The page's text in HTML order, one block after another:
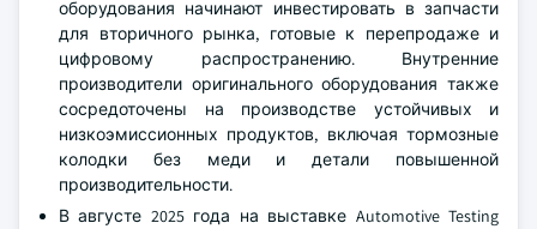
оборудования начинают инвестировать в запчасти
для вторичного рынка, готовые к перепродаже и
цифровому распространению. Внутренние
производители оригинального оборудования также
сосредоточены на производстве устойчивых и
низкоэмиссионных продуктов, включая тормозные
колодки без меди и детали повышенной
производительности.
В августе 2025 года на выставке Automotive Testing